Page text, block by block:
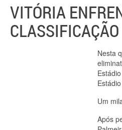
VITÓRIA
CLASSIFICAÇÃO
Nesta
Um
Após